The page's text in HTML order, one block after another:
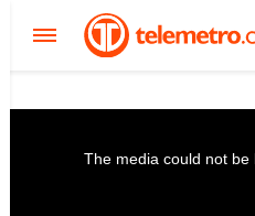
The media could not be